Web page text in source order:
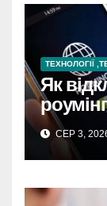
ТЕХНОЛОГІЇ
Як
СЕР 3,